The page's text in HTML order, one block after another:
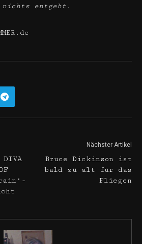
nichts entgeht.
Nächster Artikel
Bruce Dickinson ist
bald zu alt für das
Fliegen